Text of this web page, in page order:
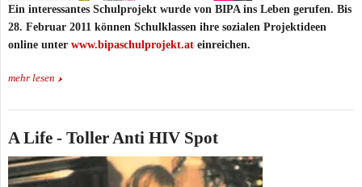
Ein interessantes Schulprojekt wurde von BIPA ins Leben gerufen. Bis
28. Februar 2011 können Schulklassen ihre sozialen Projektideen
online unter www.bipaschulprojekt.at einreichen.
mehr lesen
A Life - Toller Anti HIV Spot